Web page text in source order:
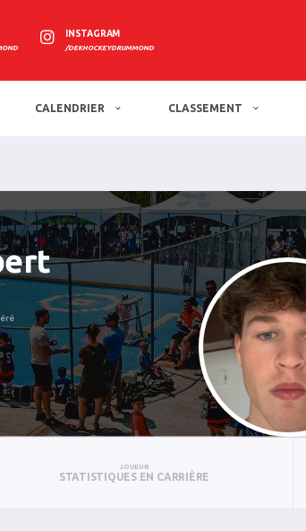
INSTAGRAM
/DEKHOCKEYDRUMMOND
CALENDRIER CLASSEMENT
JOUEUR
STATISTIQUES EN CARRIÈRE